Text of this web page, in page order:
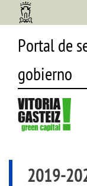
Portal de
gobierno
2019-